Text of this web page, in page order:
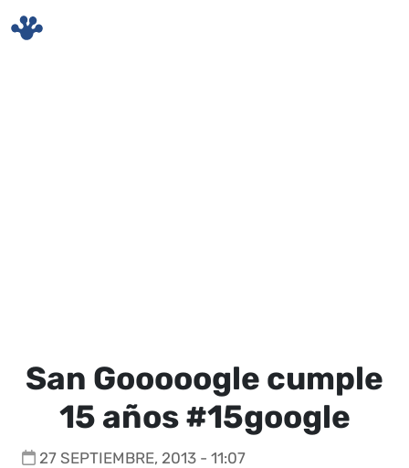
San Gooooogle cumple
15 años #15google
27 SEPTIEMBRE, 2013 - 11:07